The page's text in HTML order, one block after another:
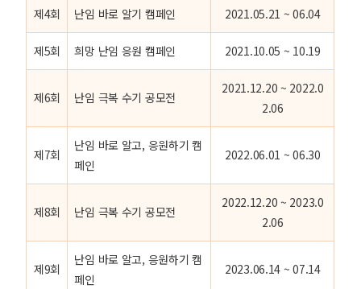
제4회 난임 바로 알기 캠페인 2021.05.21 ~ 06.04
제5회 희망 난임 응원 캠페인 2021.10.05 ~ 10.19
제6회 난임 극복 수기 공모전
2021.12.20 ~ 2022.0
2.06
제7회
난임 바로 알고, 응원하기 캠
페인
2022.06.01 ~ 06.30
제8회 난임 극복 수기 공모전
2022.12.20 ~ 2023.0
2.06
제9회
난임 바로 알고, 응원하기 캠
페인
2023.06.14 ~ 07.14